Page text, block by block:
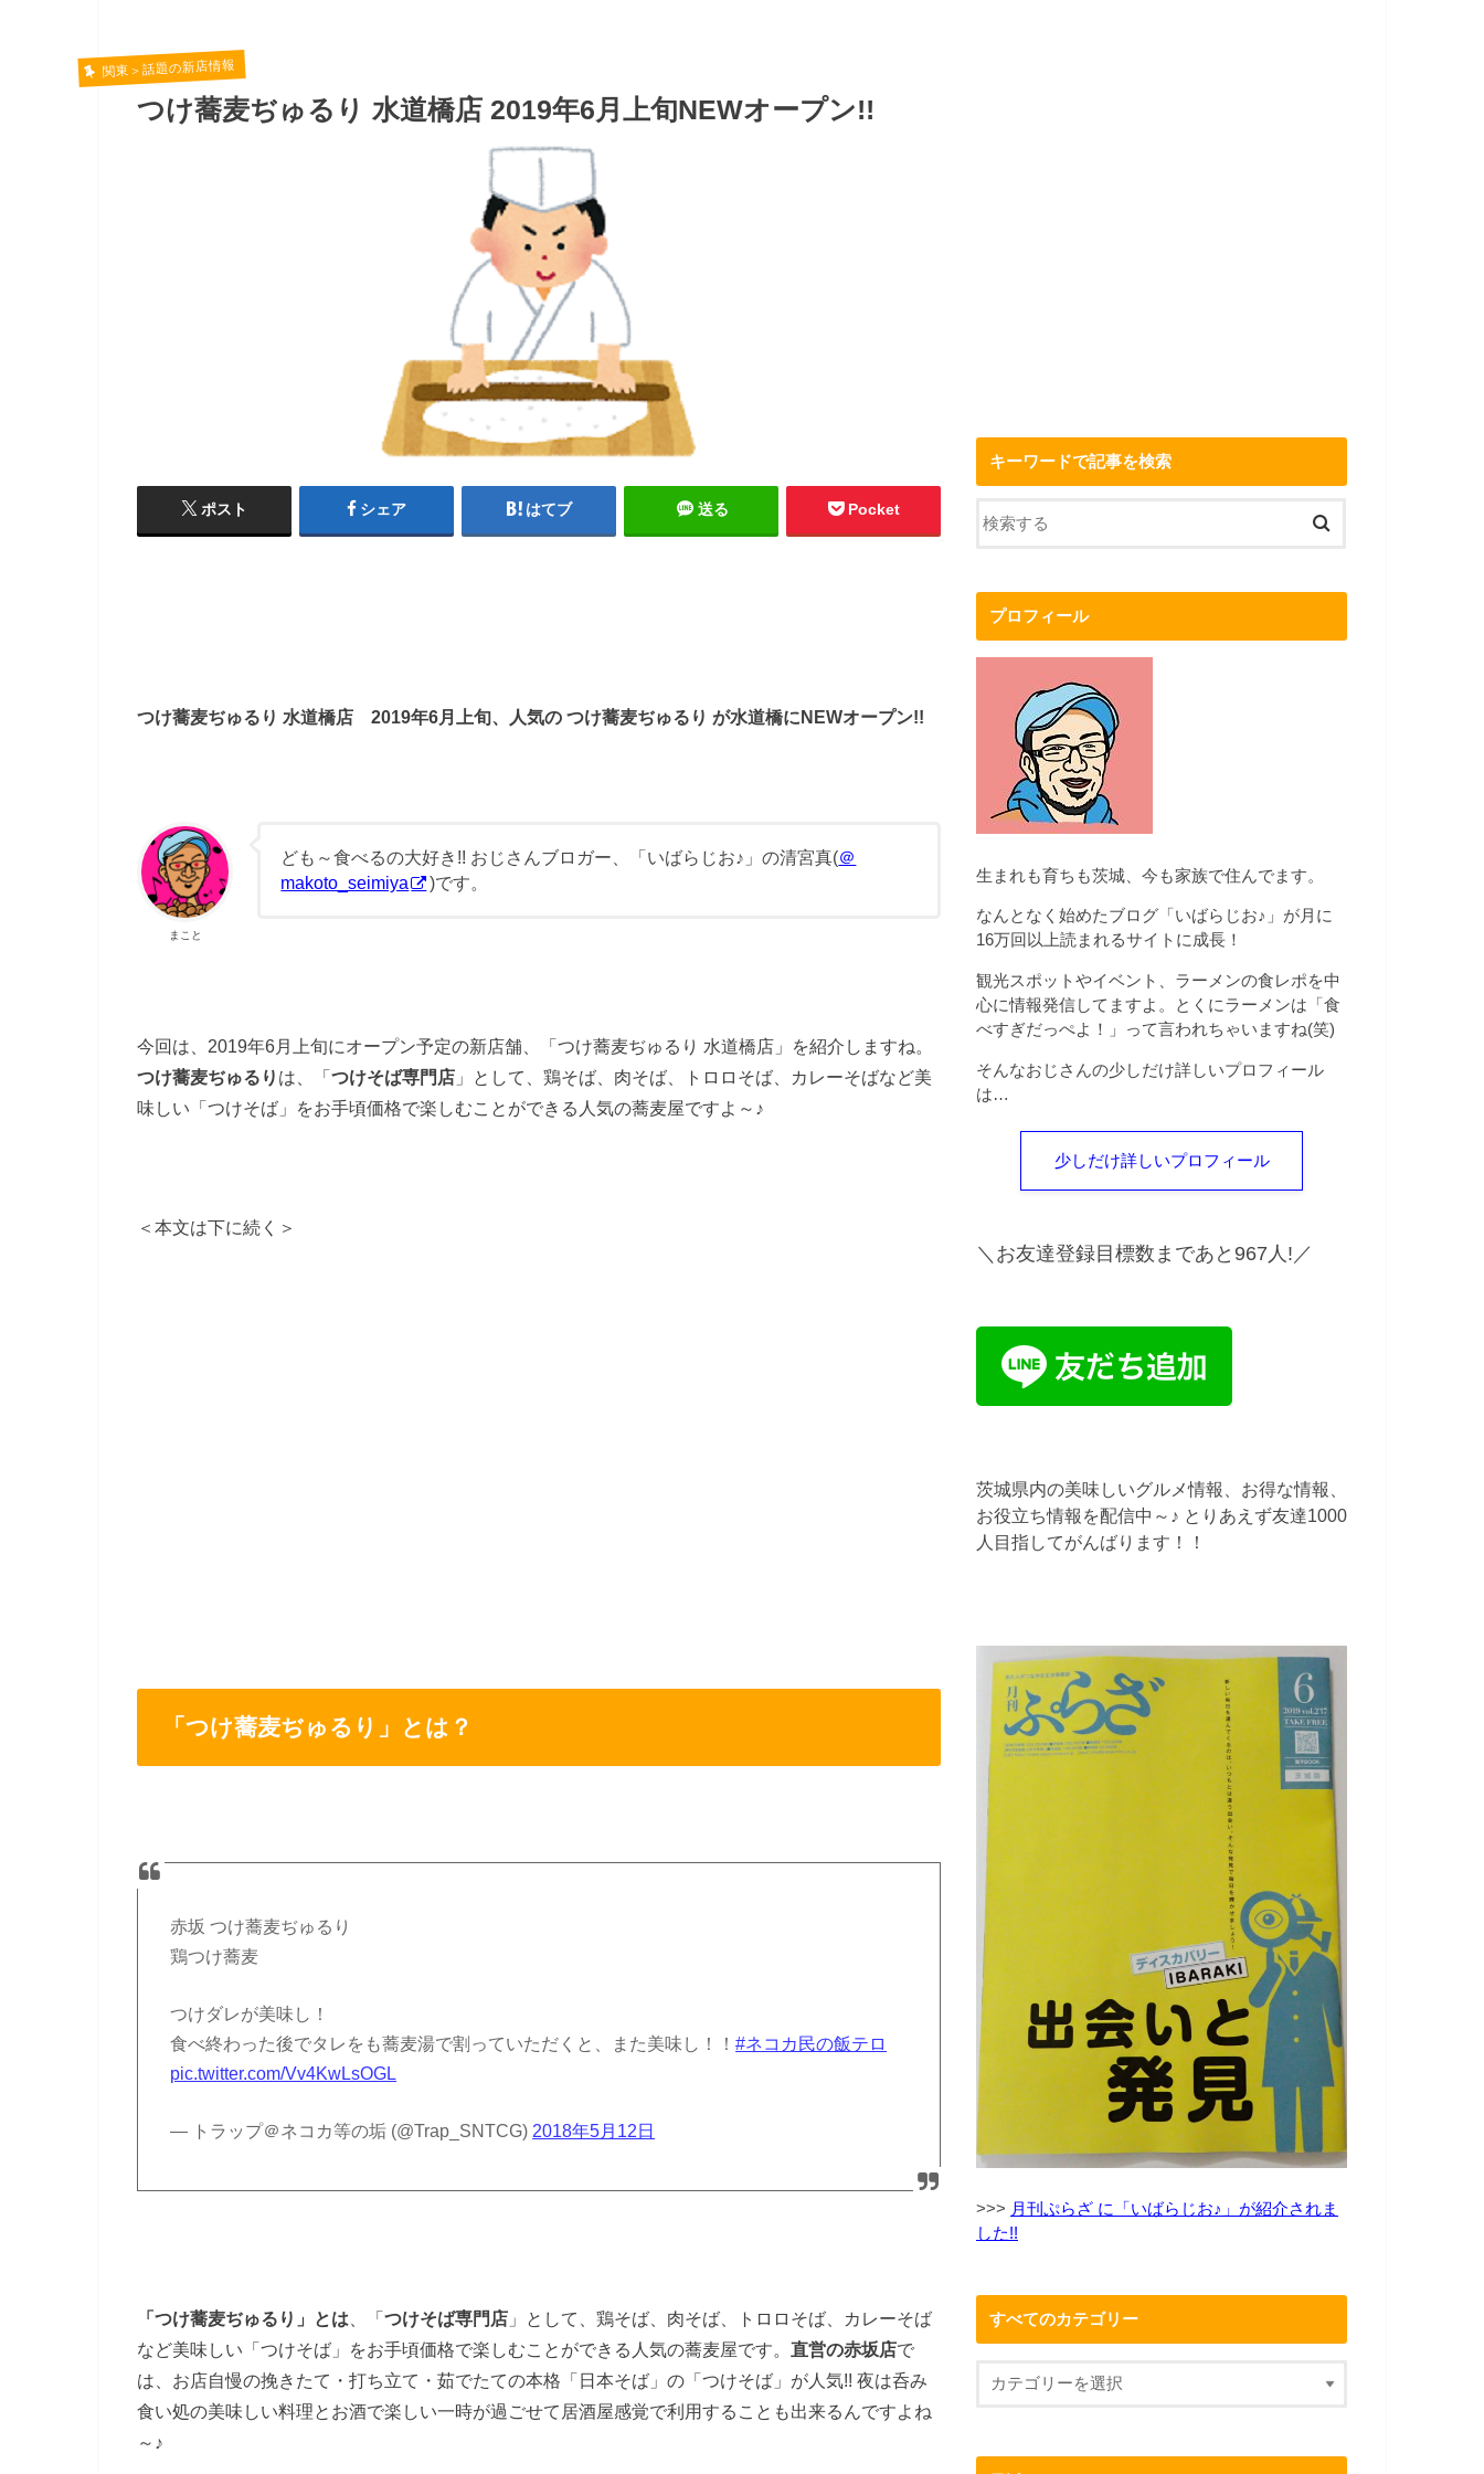
関東＞話題の新店情報
つけ蕎麦ぢゅるり 水道橋店 2019年6月上旬NEWオープン!!
ポスト シェア はてブ 送る Pocket
つけ蕎麦ぢゅるり 水道橋店 2019年6月上旬、人気の つけ蕎麦ぢゅるり が水道橋にNEWオープン!!
まこと
ども～食べるの大好き!! おじさんブロガー、「いばらじお♪」の清宮真(＠
makoto_seimiya
)です。
今回は、2019年6月上旬にオープン予定の新店舗、「つけ蕎麦ぢゅるり 水道橋店 」を紹介しますね。
つけ蕎麦ぢゅるり は、「つけそば専門店 」として、鶏そば、肉そば、トロロそば、カレーそばなど美
味しい「つけそば」をお手頃価格で楽しむことができる人気の蕎麦屋ですよ～♪
＜本文は下に続く＞
「つけ蕎麦ぢゅるり」とは？
赤坂 つけ蕎麦ぢゅるり
鶏つけ蕎麦
つけダレが美味し！
食べ終わった後でタレをも蕎麦湯で割っていただくと、また美味し！！#ネコカ民の飯テロ
pic.twitter.com/Vv4KwLsOGL
— トラップ＠ネコカ等の垢 (@Trap_SNTCG) 2018年5月12日
「つけ蕎麦ぢゅるり」とは 、「つけそば専門店 」として、鶏そば、肉そば、トロロそば、カレーそば
など美味しい「つけそば」をお手頃価格で楽しむことができる人気の蕎麦屋です。 直営の赤坂店で
は、お店自慢の挽きたて・打ち立て・茹でたての本格「日本そば」の「つけそば」 が人気!! 夜は呑み
食い処の美味しい料理とお酒で楽しい一時が過ごせて居酒屋感覚で利用することも出来るんですよね
～♪
キーワードで記事を検索
プロフィール
生まれも育ちも茨城、今も家族で住んでます。
なんとなく始めたブログ「いばらじお♪」が月に
16万回以上読まれるサイトに成長！
観光スポットやイベント、ラーメンの食レポを中
心に情報発信してますよ。とくにラーメンは「食
べすぎだっぺよ！」って言われちゃいますね(笑)
そんなおじさんの少しだけ詳しいプロフィール
は…
少しだけ詳しいプロフィール
＼ お友達登録目標数まであと967人! ／
茨城県内の美味しいグルメ情報、お得な情報、
お役立ち情報を配信中～♪ とりあえず友達1000
人目指してがんばります！！
>>> 月刊ぷらざ に「いばらじお♪」が紹介されま
した!!
すべてのカテゴリー